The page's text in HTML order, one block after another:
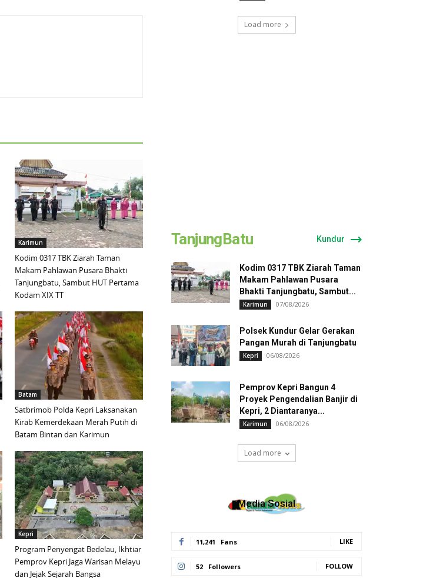
Karimun
Kodim 0317 TBK Ziarah Taman
Makam Pahlawan Pusara Bhakti
Tanjungbatu, Sambut HUT Pertama
Kodam XIX TT
Batam
Satbrimob Polda Kepri Laksanakan
Kirab Kemerdekaan Merah Putih di
Batam Bintan dan Karimun
Kepri
Program Penyengat Bedelau, Ikhtiar
Pemprov Kepri Jaga Warisan Melayu
dan Jejak Sejarah Bangsa
Load more
TanjungBatu Kundur
Kodim 0317 TBK Ziarah Taman
Makam Pahlawan Pusara
Bhakti Tanjungbatu, Sambut...
Karimun 07/08/2026
Polsek Kundur Gelar Gerakan
Pangan Murah di Tanjungbatu
Kepri 06/08/2026
Pemprov Kepri Bangun 4
Proyek Pengendalian Banjir di
Kepri, 2 Diantaranya...
Karimun 06/08/2026
Load more
Media Sosial
11,241 Fans LIKE
52 Followers FOLLOW